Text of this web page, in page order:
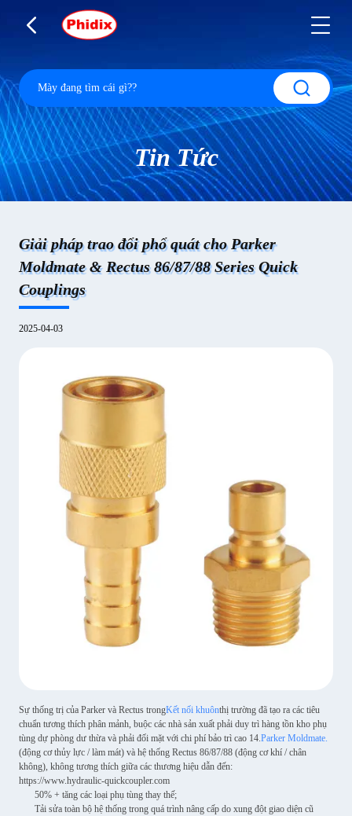
Tin Tức
Giải pháp trao đổi phổ quát cho Parker
Moldmate & Rectus 86/87/88 Series Quick
Couplings
2025-04-03
Sự thống trị của Parker và Rectus trongKết nối khuônthị trường đã tạo ra các tiêu
chuẩn tương thích phân mảnh, buộc các nhà sản xuất phải duy trì hàng tồn kho phụ
tùng dự phòng dư thừa và phải đối mặt với chi phí bảo trì cao 14. Parker Moldmate.
(động cơ thủy lực / làm mát) và hệ thống Rectus 86/87/88 (động cơ khí / chân
không), không tương thích giữa các thương hiệu dẫn đến:
https://www.hydraulic-quickcoupler.com
50% + tăng các loại phụ tùng thay thế;
Tải sửa toàn bộ hệ thống trong quá trình nâng cấp do xung đột giao diện cũ